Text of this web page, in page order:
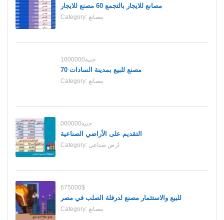
مصانع للايجار بالتجمع 60 مصنع للايجار
Category: مصانع
1000000جنية
70 مصنع للبيع بمدينة السادات
Category: مصانع
000000جنية
التقديم على الأراضي الصناعية
Category: ارض صناعى
675000$
للبيع والاستثمار مصنع لدرفلة الصلب في مصر
Category: مصانع